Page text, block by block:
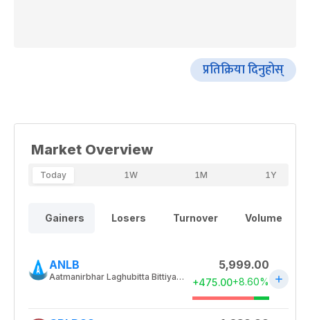
प्रतिक्रिया दिनुहोस्